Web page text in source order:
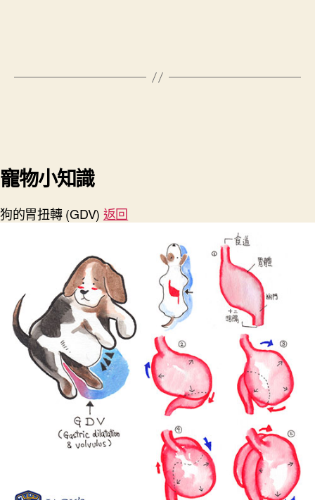
寵物小知識
狗的胃扭轉 (GDV) 返回